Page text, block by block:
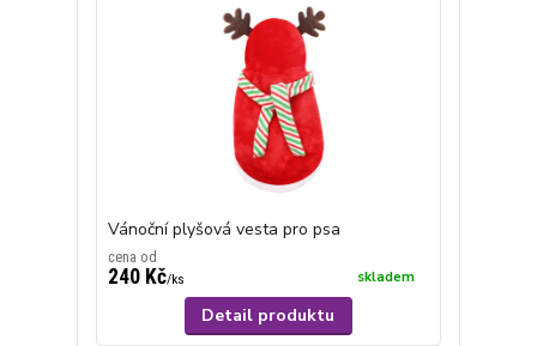
Vánoční plyšová vesta pro psa
cena od
240 Kč/ks skladem
Detail produktu